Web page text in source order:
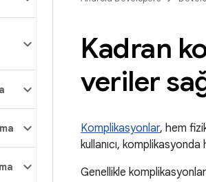
Kadran
veriler
Komplikasyonlar, hem
kullanıcı,
Genellikle